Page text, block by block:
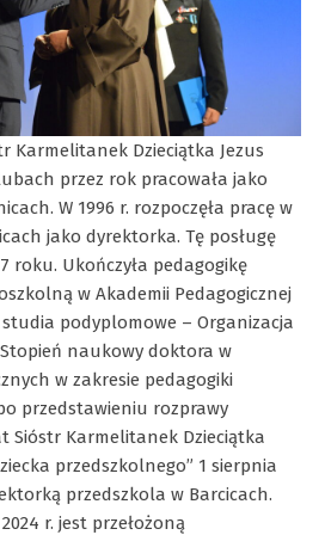
Karmelitanek Dzieciątka Jezus
przez rok pracowała jako
W 1996 r. rozpoczęła pracę w
jako dyrektorka. Tę posługę
roku. Ukończyła pedagogikę
w Akademii Pedagogicznej
podyplomowe – Organizacja
naukowy doktora w
w zakresie pedagogiki
przedstawieniu rozprawy
Sióstr Karmelitanek Dzieciątka
przedszkolnego” 1 sierpnia
przedszkola w Barcicach.
r. jest przełożoną